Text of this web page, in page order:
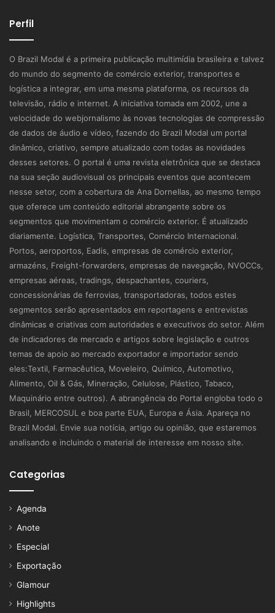
Perfil
O Brazil Modal é a primeira publicação multimídia brasileira e talvez
do mundo do segmento de comércio exterior, transportes e
logística a integrar, em uma mesma plataforma, os recursos da
televisão, rádio e internet. A iniciativa tomada em 2002, une a
velocidade do webjornalismo às novas tecnologias de compressão
de dados de áudio e vídeo, fazendo do Brazil Modal um portal
dinâmico, criativo, sempre atualizado com todas as novidades
desses setores. O portal é uma revista eletrônica que se destaca
na sua seção audiovisual os principais eventos que acontecem
nesse setor, com a cobertura de Ana Dornellas, ao mesmo tempo
que oferece um conteúdo editorial abrangente sobre os
segmentos que movimentam o comércio exterior. É atualizado
diariamente. Logística, Transportes, Comércio Internacional.
Portos, aeroportos, Eadis, empresas de comércio exterior,
armazéns, Freight-forwarders, empresas de navegação, NVOCCs,
empresas aéreas, tradings, despachantes, couriers,
concessionárias de ferrovias, transportadoras, todos estes
segmentos serão apresentados em reportagens e entrevistas
dinâmicas e criativas com autoridades e executivos do setor. Além
de indicadores de mercado e artigos sobre legislação e outros
temas de apoio ao mercado exportador e importador sendo
eles:Textil, Farmacêutica, Moveleiro, Químico, Automotivo,
Alimento, Oil & Gás, Mineração, Celulose, Plástico, Tabaco,
Maquinário entre outros). A abrangência do Portal engloba todo o
Brasil, MERCOSUL e boa parte EUA, Europa e Ásia. Apareça no
Brazil Modal. Envie sua notícia, artigo ou opinião, que estaremos
analisando e incluindo o material de interesse em nosso site.
Categorias
Agenda
Anote
Especial
Exportação
Glamour
Highlights